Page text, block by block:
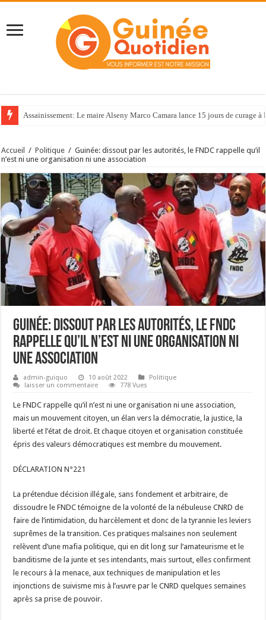
Assainissement: Le maire Alseny Marco Camara lance 15 jours de curage à
Accueil / Politique / Guinée: dissout par les autorités, le FNDC rappelle qu’il
n’est ni une organisation ni une association
Guinée: dissout par les autorités, le FNDC
rappelle qu’il n’est ni une organisation ni
une association
admin-guiquo 10 août 2022
Politique
laisser un commentaire
778 Vues
Le FNDC rappelle qu’il n’est ni une organisation ni une association,
mais un mouvement citoyen, un élan vers la démocratie, la justice, la
liberté et l’état de droit. Et chaque citoyen et organisation constituée
épris des valeurs démocratiques est membre du mouvement.
DÉCLARATION N°221
La prétendue décision illégale, sans fondement et arbitraire, de
dissoudre le FNDC témoigne de la volonté de la nébuleuse CNRD de
faire de l’intimidation, du harcèlement et donc de la tyrannie les leviers
suprêmes de la transition. Ces pratiques malsaines non seulement
relèvent d’une mafia politique, qui en dit long sur l’amateurisme et le
banditisme de la junte et ses intendants, mais surtout, elles confirment
le recours à la menace, aux techniques de manipulation et les
injonctions de suivisme mis à l’œuvre par le CNRD quelques semaines
après sa prise de pouvoir.